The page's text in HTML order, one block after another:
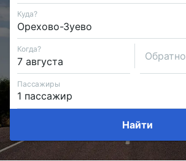
Куда?
Когда?
Обратно
Пассажиры
Найти